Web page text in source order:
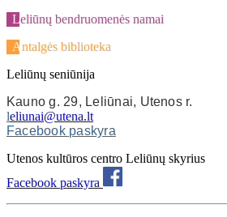
Leliūnų bendruomenės namai
Antalgės biblioteka
Leliūnų seniūnija
Kauno g. 29, Leliūnai, Utenos r.
leliunai@utena.lt
Facebook paskyra
Utenos kultūros centro Leliūnų skyrius
Facebook paskyra